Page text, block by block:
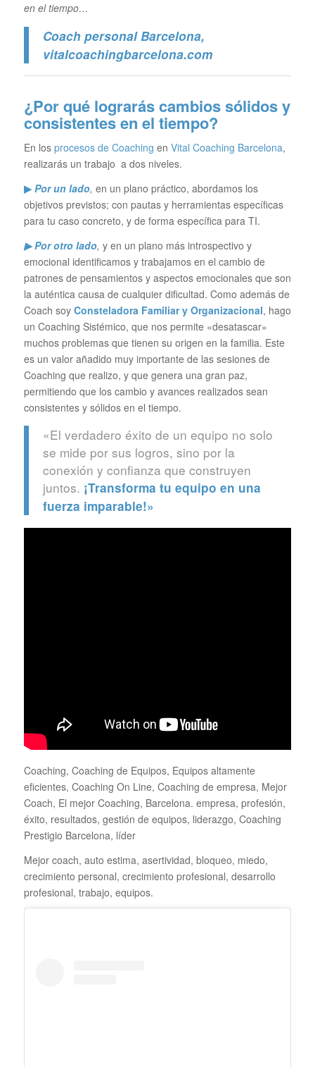
en el tiempo…
Coach personal Barcelona,
vitalcoachingbarcelona.com
¿Por qué lograrás cambios sólidos y
consistentes en el tiempo?
En los procesos de Coaching en Vital Coaching Barcelona,
realizarás un trabajo a dos niveles.
▶Por un lado, en un plano práctico, abordamos los
objetivos previstos; con pautas y herramientas específicas
para tu caso concreto, y de forma específica para TI.
▶ Por otro lado, y en un plano más introspectivo y
emocional identificamos y trabajamos en el cambio de
patrones de pensamientos y aspectos emocionales que son
la auténtica causa de cualquier dificultad. Como además de
Coach soy Consteladora Familiar y Organizacional, hago
un Coaching Sistémico, que nos permite «desatascar»
muchos problemas que tienen su origen en la familia. Este
es un valor añadido muy importante de las sesiones de
Coaching que realizo, y que genera una gran paz,
permitiendo que los cambio y avances realizados sean
consistentes y sólidos en el tiempo.
«El verdadero éxito de un equipo no solo
se mide por sus logros, sino por la
conexión y confianza que construyen
juntos. ¡Transforma tu equipo en una
fuerza imparable!»
Coaching, Coaching de Equipos, Equipos altamente
eficientes, Coaching On Line, Coaching de empresa, Mejor
Coach, El mejor Coaching, Barcelona. empresa, profesión,
éxito, resultados, gestión de equipos, liderazgo, Coaching
Prestigio Barcelona, líder
Mejor coach, auto estima, asertividad, bloqueo, miedo,
crecimiento personal, crecimiento profesional, desarrollo
profesional, trabajo, equipos.